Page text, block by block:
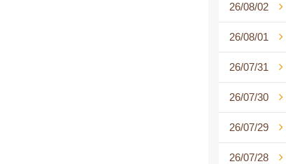
26/08/02
26/08/01
26/07/31
26/07/30
26/07/29
26/07/28